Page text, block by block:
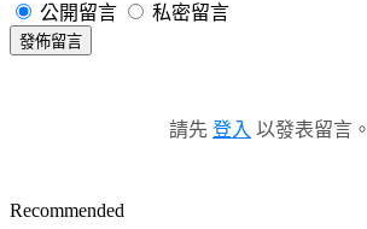
公開留言 私密留言
發佈留言
請先 登入 以發表留言。
Recommended